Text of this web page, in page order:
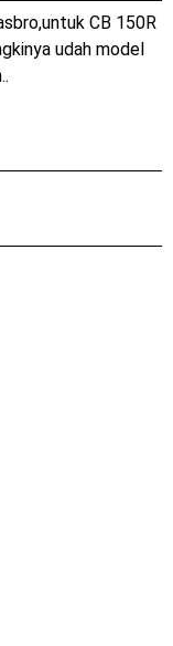
CB 150R
udah model